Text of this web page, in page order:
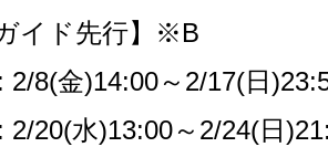
イド先行】※B
: 2/8(金)14:00～ 2/17(日
: 2/20(水)13:00～ 2/24(日